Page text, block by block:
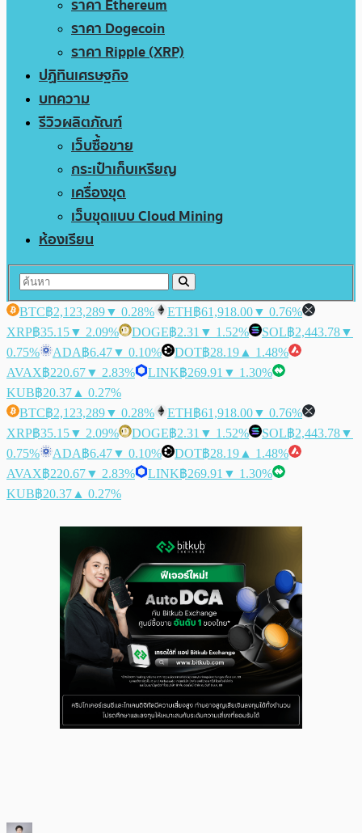
ราคา Ethereum
ราคา Dogecoin
ราคา Ripple (XRP)
ปฏิทินเศรษฐกิจ
บทความ
รีวิวผลิตภัณฑ์
เว็บซื้อขาย
กระเป๋าเก็บเหรียญ
เครื่องขุด
เว็บขุดแบบ Cloud Mining
ห้องเรียน
BTC฿2,123,289▼ 0.28% ETH฿61,918.00▼ 0.76%
XRP฿35.15▼ 2.09% DOGE฿2.31 ▼ 1.52% SOL฿2,443.78▼
0.75%
ADA฿6.47▼ 0.10% DOT฿28.19 ▲ 1.48%
AVAX฿220.67▼ 2.83% LINK฿269.91 ▼ 1.30%
KUB฿20.37 ▲ 0.27%
BTC฿2,123,289▼ 0.28% ETH฿61,918.00▼ 0.76%
XRP฿35.15▼ 2.09% DOGE฿2.31 ▼ 1.52% SOL฿2,443.78▼
0.75%
ADA฿6.47▼ 0.10% DOT฿28.19 ▲ 1.48%
AVAX฿220.67▼ 2.83% LINK฿269.91 ▼ 1.30%
KUB฿20.37 ▲ 0.27%